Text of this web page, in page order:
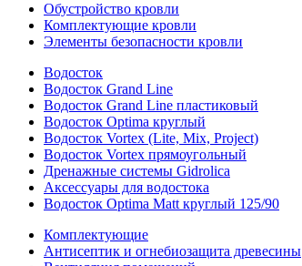
Обустройство кровли
Комплектующие кровли
Элементы безопасности кровли
Водосток
Водосток Grand Line
Водосток Grand Line пластиковый
Водосток Optima круглый
Водосток Vortex (Lite, Mix, Project)
Водосток Vortex прямоугольный
Дренажные системы Gidrolica
Аксессуары для водостока
Водосток Optima Matt круглый 125/90
Комплектующие
Антисептик и огнебиозащита древесины